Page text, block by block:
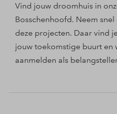
Vind jouw droomhuis in
Bosschenhoofd. Neem
deze projecten. Daar vind
jouw toekomstige buurt en
aanmelden als